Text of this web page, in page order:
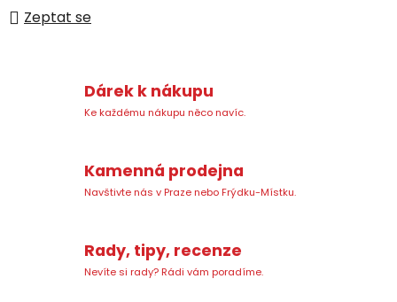
Zeptat se
Dárek k nákupu
Ke každému nákupu něco navíc.
Kamenná prodejna
Navštivte nás v Praze nebo Frýdku-Místku.
Rady, tipy, recenze
Nevíte si rady? Rádi vám poradíme.